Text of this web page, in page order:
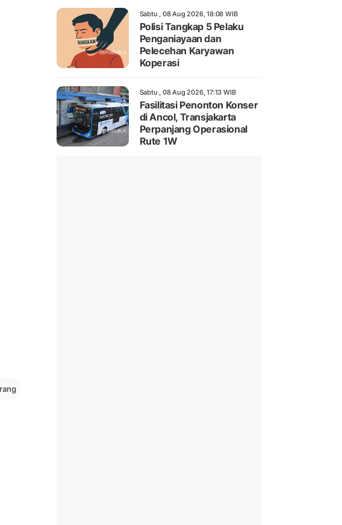
Sabtu , 08 Aug 2026, 18:08 WIB
Polisi Tangkap 5 Pelaku
Penganiayaan dan
Pelecehan Karyawan
Koperasi
Sabtu , 08 Aug 2026, 17:13 WIB
Fasilitasi Penonton Konser
di Ancol, Transjakarta
Perpanjang Operasional
Rute 1W